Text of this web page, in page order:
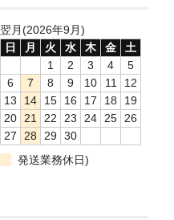
翌月(2026年9月)
日
月 火 水 木 金
土
1
2 3 4
5
6
7 8 9 10 11
12
13
14 15 16 17 18
19
20
21 22 23 24 25
26
27
28 29
30
発送業務休日)